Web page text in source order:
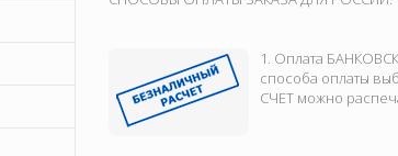
1. Оплата
способа оплаты
СЧЕТ можно